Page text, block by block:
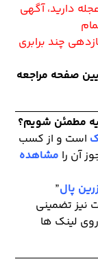
دارید، آگهی
چند برابری
صفحه مراجعه
مطمئن شویم؟
است و از کسب
آن را مشاهده
زرین پال”
نیز تضمینی
لینک ها